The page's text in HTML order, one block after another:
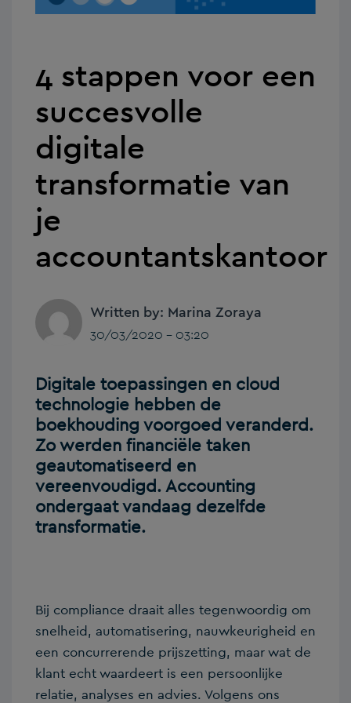
4 stappen voor een
succesvolle
digitale
transformatie van
je
accountantskantoor
Written by: Marina Zoraya
30/03/2020 - 03:20
Digitale toepassingen en cloud
technologie hebben de
boekhouding voorgoed veranderd.
Zo werden financiële taken
geautomatiseerd en
vereenvoudigd. Accounting
ondergaat vandaag dezelfde
transformatie.
Bij compliance draait alles tegenwoordig om
snelheid, automatisering, nauwkeurigheid en
een concurrerende prijszetting, maar wat de
klant echt waardeert is een persoonlijke
relatie, analyses en advies. Volgens ons